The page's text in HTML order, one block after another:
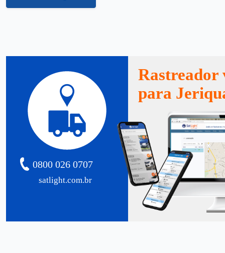
satlight.com.br
0800 026 0707
Rastreador
para